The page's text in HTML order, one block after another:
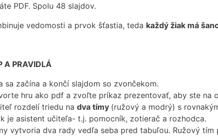
PDF. Spolu 48 slajdov.
vedomosti a prvok šťastia, teda každý žiak má
A PRAVIDLÁ
sa začína a končí slajdom so zvončekom.
hru ako pdf a zvoľte príkaz prezentovať, aby ste na
rozdelí triedu na dva tímy (ružový a modrý) s
je asistent učiteľa- t.j. pomocník, zotierač a rozhodca.
vytvoria dva rady vedľa seba pred tabuľou. Ružový